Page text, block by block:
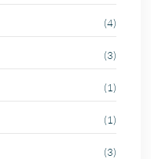
(4)
(3)
(1)
(1)
(3)